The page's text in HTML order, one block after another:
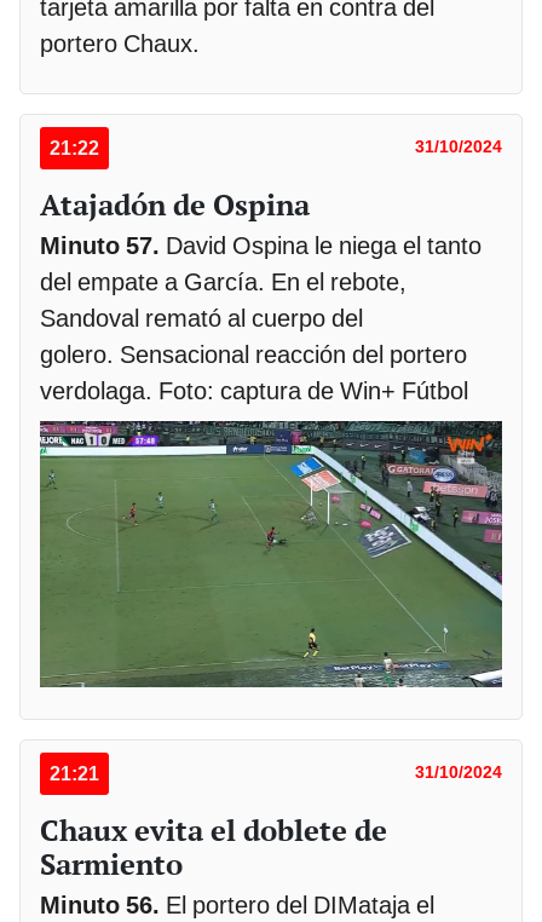
tarjeta amarilla por falta en contra del
portero Chaux.
21:22 31/10/2024
Atajadón de Ospina
Minuto 57. David Ospina le niega el tanto
del empate a García. En el rebote,
Sandoval remató al cuerpo del
golero. Sensacional reacción del portero
verdolaga. Foto: captura de Win+ Fútbol
21:21 31/10/2024
Chaux evita el doblete de
Sarmiento
Minuto 56. El portero del DIMataja el